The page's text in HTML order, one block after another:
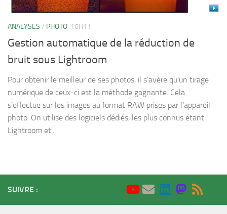
ANALYSES / PHOTO 16H11
Gestion automatique de la réduction de
bruit sous Lightroom
Pour obtenir le meilleur de ses photos, il s’avère qu’un tirage
numérique de ceux-ci est la méthode gagnante. Cela
s’effectue sur les images au format RAW prises par l’appareil
photo. On utilise des logiciels dédiés, les plus connus étant
Lightroom et...
SUIVRE :